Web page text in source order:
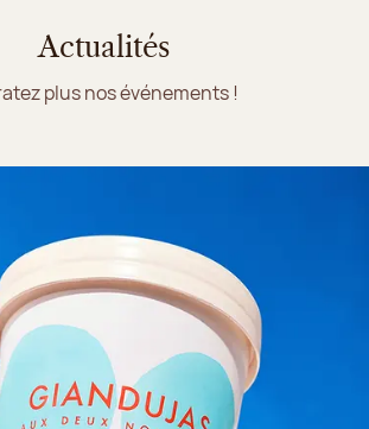
Actualités
plus nos événements !